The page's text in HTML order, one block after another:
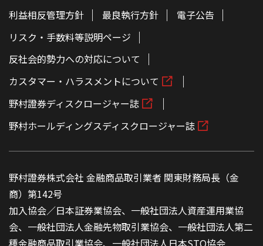
利益相反管理方針
最良執行方針
電子公告
リスク・手数料等説明ページ
反社会的勢力への対応について
カスタマー・ハラスメントについて
野村證券ディスクロージャー誌
野村ホールディングスディスクロージャー誌
野村證券株式会社 金融商品取引業者 関東財務局長（金
商）第142号
加入協会／日本証券業協会、一般社団法人資産運用業協
会、一般社団法人金融先物取引業協会、一般社団法人第二